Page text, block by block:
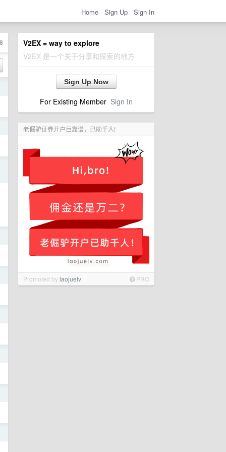
Home Sign Up Sign In
V2EX = way to explore
V2EX 是一个关于分享和探索的地方
Sign Up Now
For Existing Member Sign In
老倔驴证券开户巨靠谱，已助千人!
Promoted bylaojuelv PRO